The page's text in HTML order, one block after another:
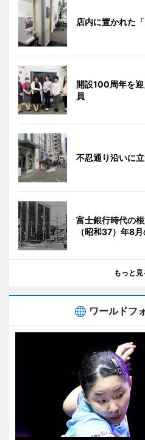
店内に置かれた
開設100周年を
員
不忍通り沿いに
富士銀行時代の
（昭和37）年8
もっと見
ワールドフ